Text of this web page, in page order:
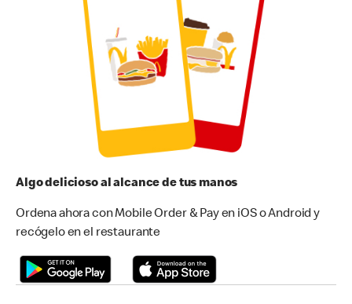
Algo delicioso al alcance de tus manos
Ordena ahora con Mobile Order & Pay en iOS o Android y
recógelo en el restaurante